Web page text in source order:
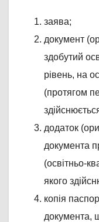
заява;
документ
здобутий
рівень, на
(протягом
додаток
документа
(освітньо-
якого
копія
документа,